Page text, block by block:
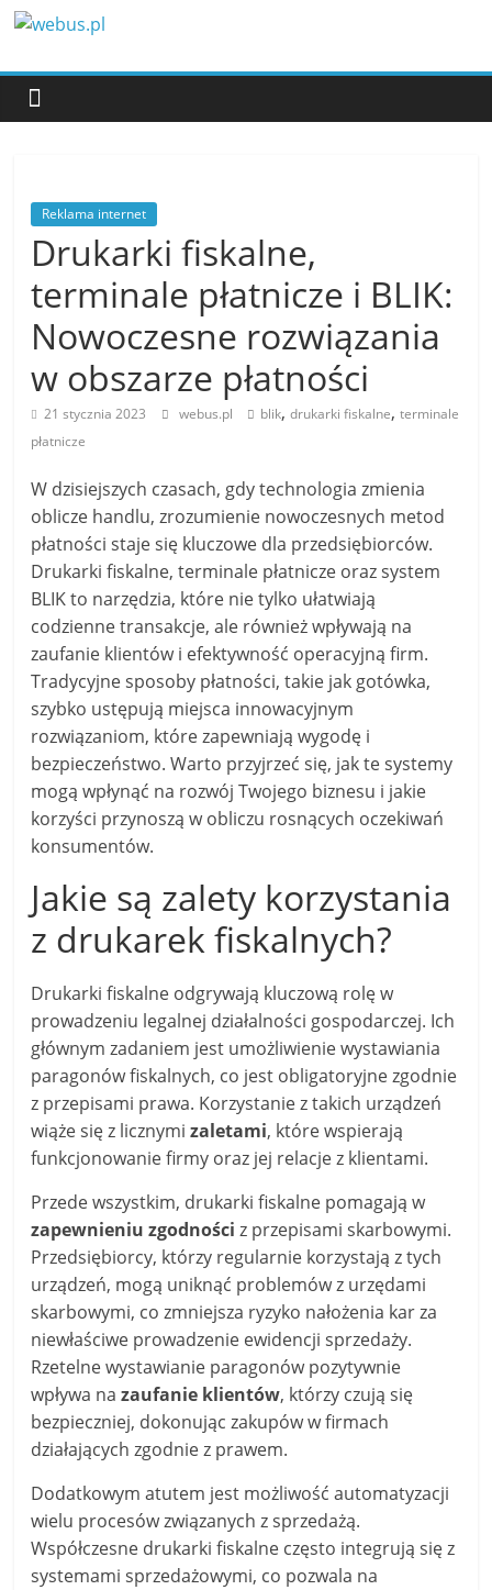
Przejdź
treści
webus.pl
Reklama internet
Drukarki fiskalne,
terminale płatnicze i BLIK:
Nowoczesne rozwiązania
w obszarze płatności
21 stycznia 2023 webus.pl blik,drukarki fiskalne,terminale
płatnicze
W dzisiejszych czasach, gdy technologia zmienia
oblicze handlu, zrozumienie nowoczesnych metod
płatności staje się kluczowe dla przedsiębiorców.
Drukarki fiskalne, terminale płatnicze oraz system
BLIK to narzędzia, które nie tylko ułatwiają
codzienne transakcje, ale również wpływają na
zaufanie klientów i efektywność operacyjną firm.
Tradycyjne sposoby płatności, takie jak gotówka,
szybko ustępują miejsca innowacyjnym
rozwiązaniom, które zapewniają wygodę i
bezpieczeństwo. Warto przyjrzeć się, jak te systemy
mogą wpłynąć na rozwój Twojego biznesu i jakie
korzyści przynoszą w obliczu rosnących oczekiwań
konsumentów.
Jakie są zalety korzystania
z drukarek fiskalnych?
Drukarki fiskalne odgrywają kluczową rolę w
prowadzeniu legalnej działalności gospodarczej. Ich
głównym zadaniem jest umożliwienie wystawiania
paragonów fiskalnych, co jest obligatoryjne zgodnie
z przepisami prawa. Korzystanie z takich urządzeń
wiąże się z licznymizaletami, które wspierają
funkcjonowanie firmy oraz jej relacje z klientami.
Przede wszystkim, drukarki fiskalne pomagają w
zapewnieniu zgodności z przepisami skarbowymi.
Przedsiębiorcy, którzy regularnie korzystają z tych
urządzeń, mogą uniknąć problemów z urzędami
skarbowymi, co zmniejsza ryzyko nałożenia kar za
niewłaściwe prowadzenie ewidencji sprzedaży.
Rzetelne wystawianie paragonów pozytywnie
wpływa nazaufanie klientów, którzy czują się
bezpieczniej, dokonując zakupów w firmach
działających zgodnie z prawem.
Dodatkowym atutem jest możliwość automatyzacji
wielu procesów związanych z sprzedażą.
Współczesne drukarki fiskalne często integrują się z
systemami sprzedażowymi, co pozwala na